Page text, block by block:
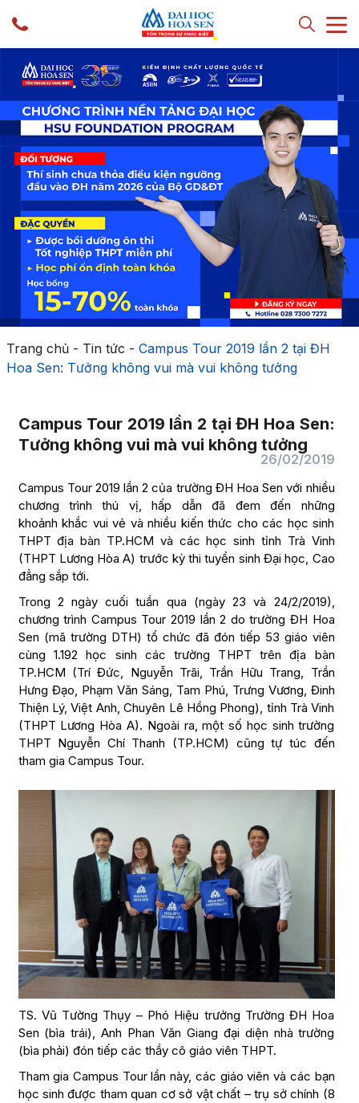
Trang chủ- Tin tức - Campus Tour 2019 lần 2 tại ĐH
Hoa Sen: Tưởng không vui mà vui không tưởng
Campus Tour 2019 lần 2 tại ĐH Hoa Sen:
Tưởng không vui mà vui không tưởng
26/02/2019
Campus Tour 2019 lần 2 của trường ĐH Hoa Sen với nhiều
chương trình thú vị, hấp dẫn đã đem đến những
khoảnh khắc vui vẻ và nhiều kiến thức cho các học sinh
THPT địa bàn TP.HCM và các học sinh tỉnh Trà Vinh
(THPT Lương Hòa A) trước kỳ thi tuyển sinh Đại học, Cao
đẳng sắp tới.​
Trong 2 ngày cuối tuần qua (ngày 23 và 24/2/2019),
chương trình Campus Tour 2019 lần 2 do trường ĐH Hoa
Sen (mã trường DTH) tổ chức đã đón tiếp 53 giáo viên
cùng 1.192 học sinh các trường THPT trên địa bàn
TP.HCM (Trí Đức, Nguyễn Trãi, Trần Hữu Trang, Trần
Hưng Đạo, Phạm Văn Sáng, Tam Phú, Trưng Vương, Đinh
Thiện Lý, Việt Anh, Chuyên Lê Hồng Phong), tỉnh Trà Vinh
(THPT Lương Hòa A). Ngoài ra, một số học sinh trường
THPT Nguyễn Chí Thanh (TP.HCM) cũng tự túc đến
tham gia Campus Tour.
TS. Vũ Tường Thụy – Phó Hiệu trưởng Trường ĐH Hoa
Sen (bìa trái), Anh Phan Văn Giang đại diện nhà trường
(bìa phải) đón tiếp các thầy cô giáo viên THPT.
Tham gia Campus Tour lần này, các giáo viên và các bạn
học sinh được tham quan cơ sở vật chất – trụ sở chính (8